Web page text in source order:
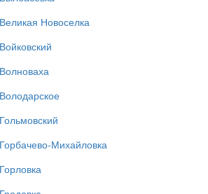
Новоселка
Михайловка